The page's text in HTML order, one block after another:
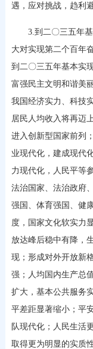
遇，应对挑战，趋利
3.到二〇三五年基
大对实现第二个百年
到二〇三五年基本实
富强民主文明和谐美
我国经济实力、科技
居民人均收入将再迈
进入创新型国家前列
业现代化，建成现代
力现代化，人民平等
法治国家、法治政府
强国、体育强国、健
度，国家文化软实力
放达峰后稳中有降，
现；形成对外开放新
强；人均国内生产总
扩大，基本公共服务
平差距显著缩小；平
队现代化；人民生活
取得更为明显的实质